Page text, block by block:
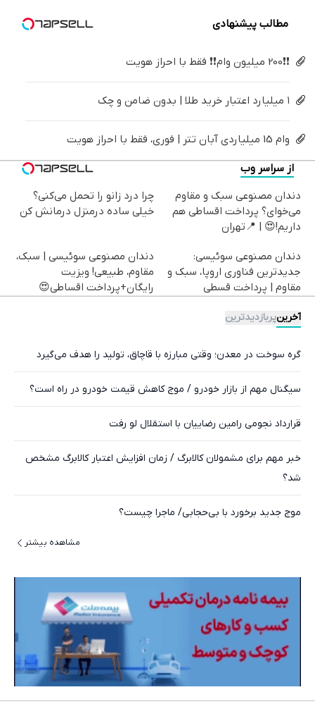
مطالب پیشنهادی
❗❗200 میلیون وام❗❗ فقط با احراز هویت
۱ میلیارد اعتبار خرید طلا | بدون ضامن و چک
وام 15 میلیاردی آبان تتر | فوری، فقط با احراز هویت
از سراسر وب
دندان مصنوعی سبک و مقاوم
می‌خوای؟ پرداخت اقساطی هم
داریم!😍 | 📍تهران
چرا درد زانو را تحمل می‌کنی؟
خیلی ساده درمنزل درمانش کن
دندان مصنوعی سوئیسی:
جدیدترین فناوری اروپا، سبک و
مقاوم | پرداخت قسطی
دندان مصنوعی سوئیسی | سبک،
مقاوم، طبیعی! ویزیت
رایگان+پرداخت اقساطی😍
آخرینپربازدیدترین
گره سوخت در معدن؛ وقتی مبارزه با قاچاق، تولید را هدف می‌گیرد
سیگنال مهم از بازار خودرو / موج کاهش قیمت خودرو در راه است؟
قرارداد نجومی رامین رضاییان با استقلال لو رفت
خبر مهم برای مشمولان کالابرگ / زمان افزایش اعتبار کالابرگ مشخص
شد؟
موج جدید برخورد با بی‌حجابی/ ماجرا چیست؟
مشاهده بیشتر